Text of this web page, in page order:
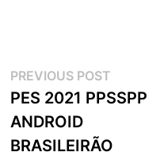
Navegação
de
artigos
PREVIOUS POSTPrevious
post:
PES 2021 PPSSPP
ANDROID
BRASILEIRÃO